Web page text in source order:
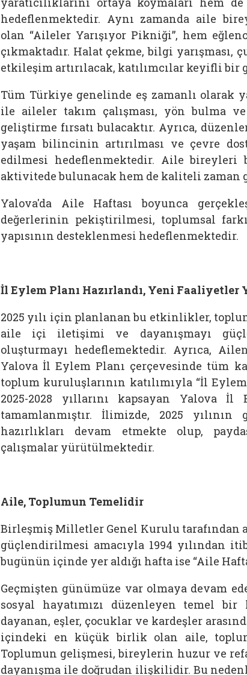
hedeflenmektedir. Aynı zamanda aile
olan “Aileler Yarışıyor Pikniği”, hem
çıkmaktadır. Halat çekme, bilgi
etkileşim artırılacak, katılımcılar keyifli bir
Tüm Türkiye genelinde eş zamanlı olarak
ile aileler takım çalışması, yön bulma
geliştirme fırsatı bulacaktır. Ayrıca,
yaşam bilincinin artırılması ve çevre
edilmesi hedeflenmektedir. Aile
aktivitede bulunacak hem de kaliteli zaman
Yalova'da Aile Haftası boyunca
değerlerinin pekiştirilmesi, toplumsal
yapısının desteklenmesi hedeflenmektedir.
İl Eylem Planı Hazırlandı, Yeni Faaliyetler
2025 yılı için planlanan bu etkinlikler,
aile içi iletişimi ve dayanışmayı
oluşturmayı hedeflemektedir. Ayrıca,
Yalova İl Eylem Planı çerçevesinde tüm
toplum kuruluşlarının katılımıyla “İl
2025-2028 yıllarını kapsayan Yalova İl
tamamlanmıştır. İlimizde, 2025
hazırlıkları devam etmekte olup,
çalışmalar yürütülmektedir.
Aile, Toplumun Temelidir
Birleşmiş Milletler Genel Kurulu tarafından
güçlendirilmesi amacıyla 1994 yılından
bugünün içinde yer aldığı hafta ise “Aile
Geçmişten günümüze var olmaya devam
sosyal hayatımızı düzenleyen temel
dayanan, eşler, çocuklar ve kardeşler
içindeki en küçük birlik olan aile,
Toplumun gelişmesi, bireylerin huzur ve
dayanışma ile doğrudan ilişkilidir. Bu